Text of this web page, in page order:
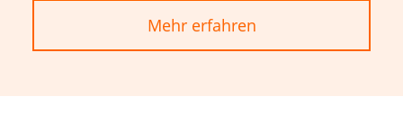
Mehr erfahren